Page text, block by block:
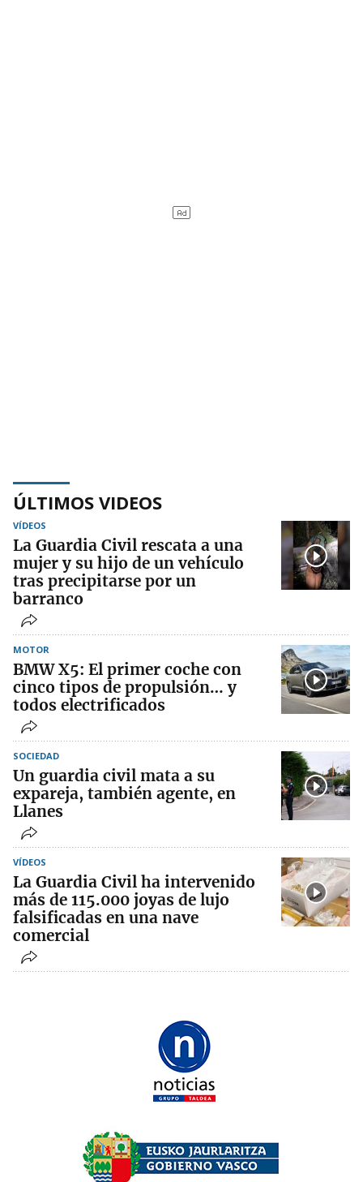
ÚLTIMOS VIDEOS
VÍDEOS
La Guardia Civil rescata a una
mujer y su hijo de un vehículo
tras precipitarse por un
barranco
MOTOR
BMW X5: El primer coche con
cinco tipos de propulsión… y
todos electrificados
SOCIEDAD
Un guardia civil mata a su
expareja, también agente, en
Llanes
VÍDEOS
La Guardia Civil ha intervenido
más de 115.000 joyas de lujo
falsificadas en una nave
comercial